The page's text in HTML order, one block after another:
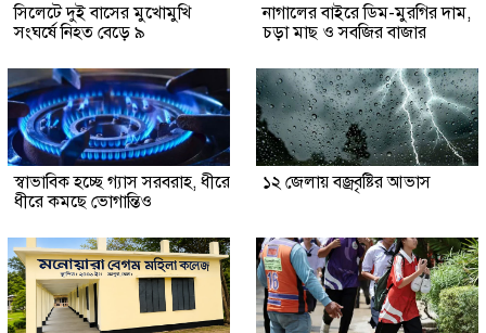
সিলেটে দুই বাসের মুখোমুখি
সংঘর্ষে নিহত বেড়ে ৯
নাগালের বাইরে ডিম-মুরগির দাম,
চড়া মাছ ও সবজির বাজার
স্বাভাবিক হচ্ছে গ্যাস সরবরাহ, ধীরে
ধীরে কমছে ভোগান্তিও
১২ জেলায় বজ্রবৃষ্টির আভাস